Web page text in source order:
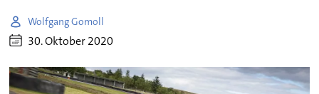
Wolfgang Gomoll
30. Oktober 2020